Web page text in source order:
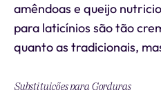
amêndoas e queijo
para laticínios são tão
quanto as tradicionais,
Substituições para Gorduras